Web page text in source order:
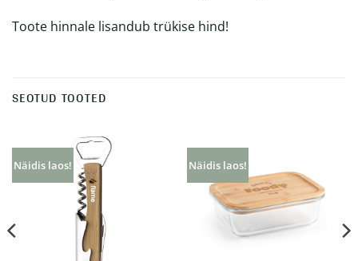
Toote hinnale lisandub trükise hind!
SEOTUD TOOTED
Näidis laos! Näidis laos!